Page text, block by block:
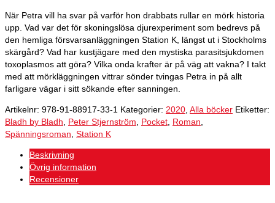
När Petra vill ha svar på varför hon drabbats rullar en mörk historia
upp. Vad var det för skoningslösa djurexperiment som bedrevs på
den hemliga försvarsanläggningen Station K, längst ut i Stockholms
skärgård? Vad har kustjägare med den mystiska parasitsjukdomen
toxoplasmos att göra? Vilka onda krafter är på väg att vakna? I takt
med att mörkläggningen vittrar sönder tvingas Petra in på allt
farligare vägar i sitt sökande efter sanningen.
Artikelnr: 978-91-88917-33-1 Kategorier: 2020 Alla böcker Etiketter:
Bladh by Bladh
Peter Stjernström Pocket Roman
Spänningsroman Station K
Beskrivning
Övrig information
Recensioner